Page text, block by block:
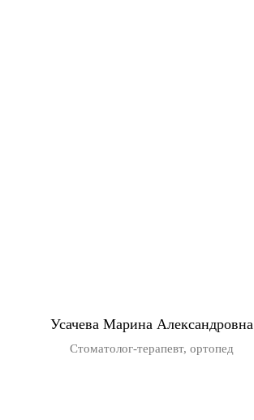
Усачева Марина Александровна
Стоматолог-терапевт, ортопед